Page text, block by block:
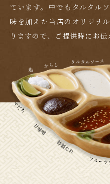
ています。中でもタルタル
味を加えた当店のオリジナル
りますので、ご提供時にお伝